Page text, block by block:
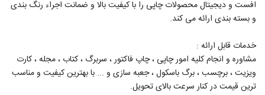
افست و دیجیتال محصولات چاپی را با کیفیت بالا و ضمانت اجراء رنگ بندی
و بسته بندی ارائه می کند.
خدمات قابل ارائه :
مشاوره و انجام کلیه امور چاپی ، چاپ فاکتور ، سربرگ ، کتاب ، مجله ، کارت
ویزیت ، برچسب ، برگ باسکول ، جعبه سازی و ... با بهترین کیفیت و مناسب
ترین قیمت در کنار سرعت بالای تحویل.